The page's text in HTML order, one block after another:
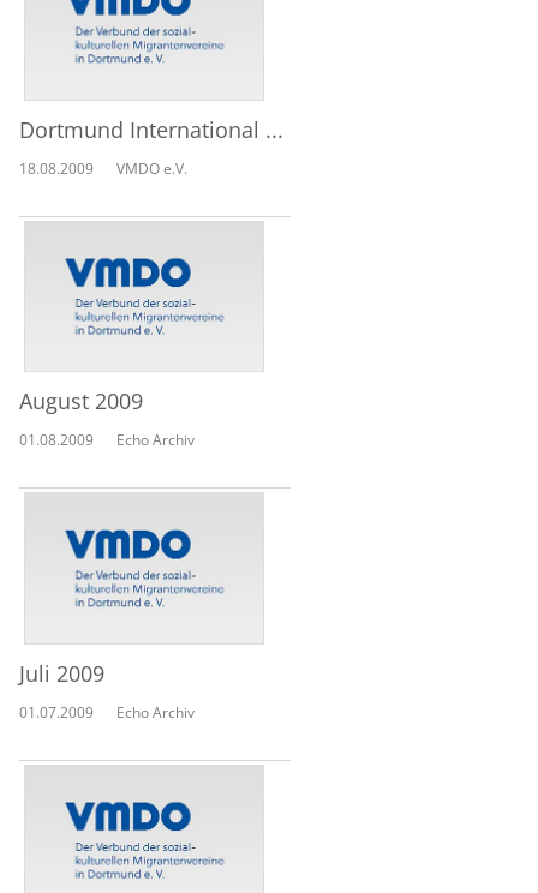
Dortmund International ...
18.08.2009 VMDO e.V.
August 2009
01.08.2009 Echo Archiv
Juli 2009
01.07.2009 Echo Archiv